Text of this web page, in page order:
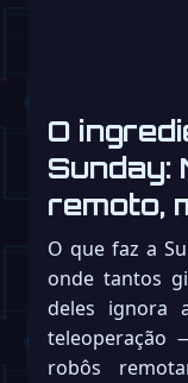
O
Sunday:
remoto,
O que faz a
onde tantos
deles ignora
teleoperação
robôs